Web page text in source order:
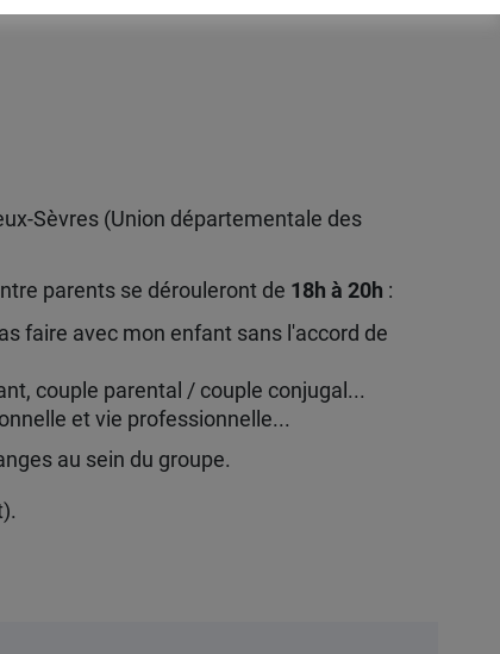
Sèvres (Union départementale des
parents se dérouleront de 18h à 20h :
faire avec mon enfant sans l'accord de
couple parental / couple conjugal...
et vie professionnelle...
au sein du groupe.